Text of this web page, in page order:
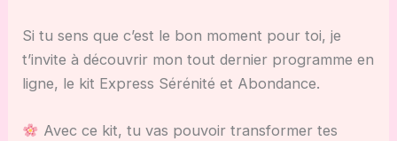
Si tu sens que c’est le bon moment pour toi, je
t’invite à découvrir mon tout dernier programme en
ligne, le kit Express Sérénité et Abondance.
Avec ce kit, tu vas pouvoir transformer tes